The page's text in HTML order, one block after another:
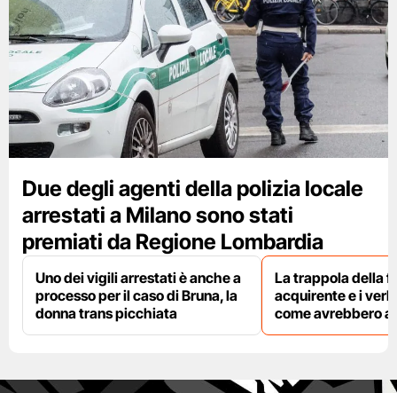
Due degli agenti della polizia locale
arrestati a Milano sono stati
premiati da Regione Lombardia
Uno dei vigili arrestati è anche a
processo per il caso di Bruna, la
donna trans picchiata
La trappola della
acquirente e i
come avrebbero